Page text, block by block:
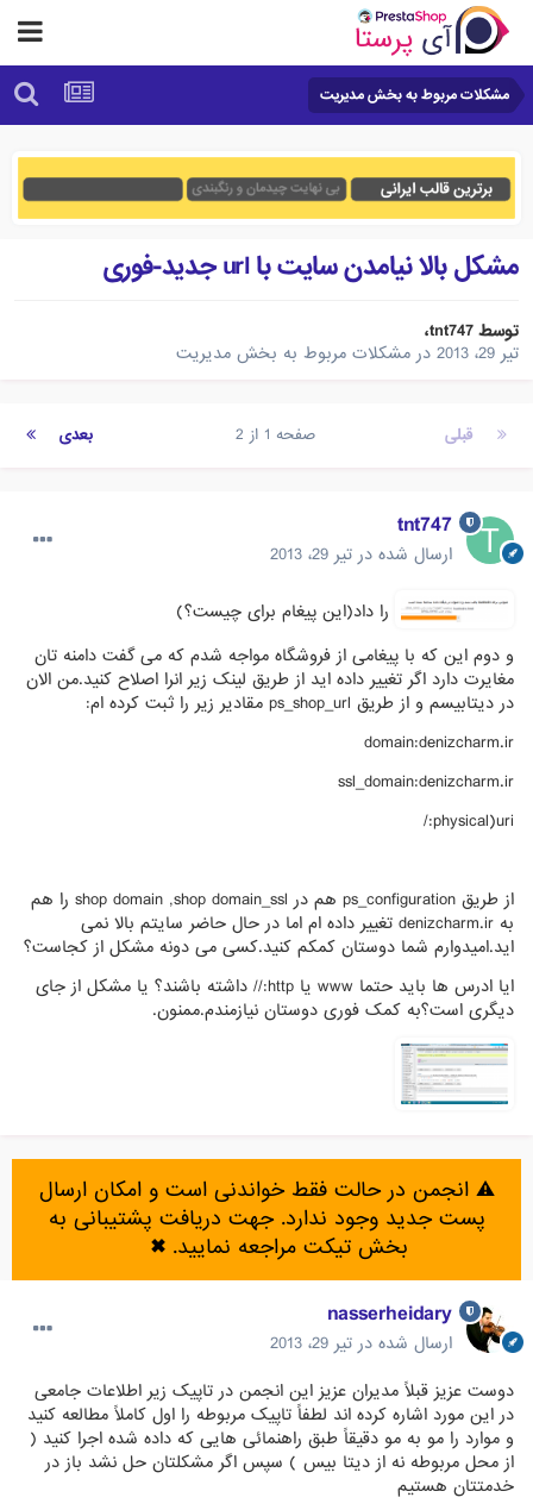
مشکلات مربوط به بخش مدیریت
مشکل بالا نیامدن سایت با url جدید-فوری
توسطtnt747،
تیر 29، 2013
در مشکلات مربوط به بخش مدیریت
قبلی بعدی صفحه 1 از 2
tnt747
ارسال شده در تیر 29، 2013
را داد(این پیغام برای چیست؟)
و دوم این که با پیغامی از فروشگاه مواجه شدم که می گفت دامنه تان
مغایرت دارد اگر تغییر داده اید از طریق لینک زیر انرا اصلاح کنید.من الان
در دیتابیسم و از طریق ps_shop_url مقادیر زیر را ثبت کرده ام:
domain:denizcharm.ir
ssl_domain:denizcharm.ir
physical)uri:/
از طریق ps_configuration هم در shop domain ,shop domain_ssl را هم
به denizcharm.ir تغییر داده ام اما در حال حاضر سایتم بالا نمی
اید.امیدوارم شما دوستان کمکم کنید.کسی می دونه مشکل از کجاست؟
ایا ادرس ها باید حتما www یا http:// داشته باشند؟ یا مشکل از جای
دیگری است؟به کمک فوری دوستان نیازمندم.ممنون.
⚠️ انجمن در حالت فقط خواندنی است و امکان ارسال
پست جدید وجود ندارد. جهت دریافت پشتیبانی به
بخش تیکت مراجعه نمایید. ✖
nasserheidary
ارسال شده در تیر 29، 2013
دوست عزیز قبلاً مدیران عزیز این انجمن در تاپیک زیر اطلاعات جامعی
در این مورد اشاره کرده اند لطفاً تاپیک مربوطه را اول کاملاً مطالعه کنید
و موارد را مو به مو دقیقاً طبق راهنمائی هایی که داده شده اجرا کنید (
از محل مربوطه نه از دیتا بیس ) سپس اگر مشکلتان حل نشد باز در
خدمتتان هستیم